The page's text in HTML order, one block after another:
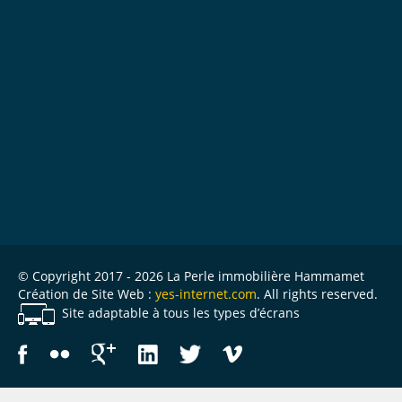
© Copyright 2017 - 2026 La Perle immobilière Hammamet
Création de Site Web : yes-internet.com. All rights reserved.
Site adaptable à tous les types d’écrans